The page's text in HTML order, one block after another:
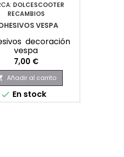
DOLCESCOOTER
RECAMBIOS
VESPA
decoración
vespa
Precio
7,00 €
Añadir al carrito
 En stock